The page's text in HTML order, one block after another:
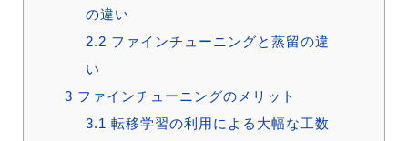
の違い
2.2 ファインチューニングと蒸留の違
い
3 ファインチューニングのメリット
3.1 転移学習の利用による大幅な工数